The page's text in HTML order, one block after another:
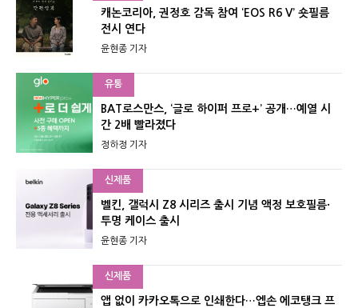
캐논코리아, 권정호 감독 참여 ‘EOS R6 V’ 숏필름
전시 연다
윤현종 기자
유통
BAT로스만스, ‘글로 하이퍼 프로+’ 공개…예열 시
간 2배 빨라졌다
정하정 기자
신제품
벨킨, 갤럭시 Z8 시리즈 출시 기념 액정 보호필름·
투명 케이스 출시
윤현종 기자
신제품
앱 없이 카카오톡으로 인쇄한다…엡손 에코탱크 프